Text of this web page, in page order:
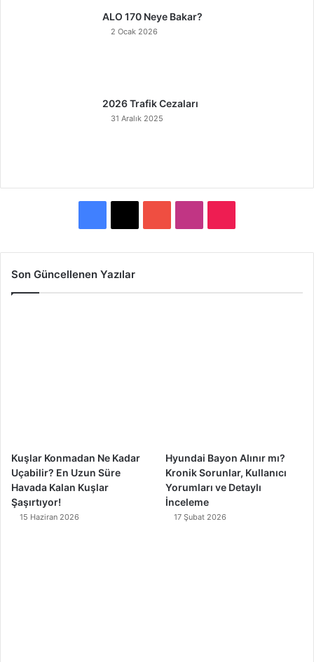
ALO 170 Neye Bakar?
2 Ocak 2026
2026 Trafik Cezaları
31 Aralık 2025
c
e
T
t
T
Son Güncellenen Yazılar
Kuşlar Konmadan Ne Kadar
Uçabilir? En Uzun Süre
Havada Kalan Kuşlar
Şaşırtıyor!
15 Haziran 2026
Hyundai Bayon Alınır mı?
Kronik Sorunlar, Kullanıcı
Yorumları ve Detaylı
İnceleme
17 Şubat 2026